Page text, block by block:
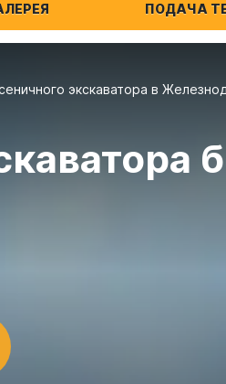
ПОДАЧА
экскаватора в